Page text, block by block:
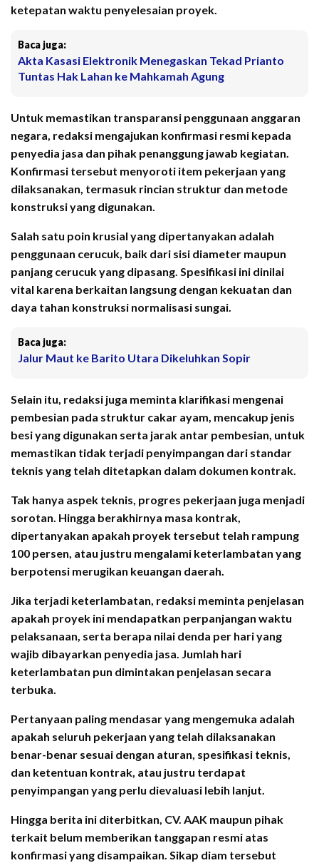
ketepatan waktu penyelesaian proyek.
Baca juga:
Akta Kasasi Elektronik Menegaskan Tekad Prianto
Tuntas Hak Lahan ke Mahkamah Agung
Untuk memastikan transparansi penggunaan anggaran
negara, redaksi mengajukan konfirmasi resmi kepada
penyedia jasa dan pihak penanggung jawab kegiatan.
Konfirmasi tersebut menyoroti item pekerjaan yang
dilaksanakan, termasuk rincian struktur dan metode
konstruksi yang digunakan.
Salah satu poin krusial yang dipertanyakan adalah
penggunaan cerucuk, baik dari sisi diameter maupun
panjang cerucuk yang dipasang. Spesifikasi ini dinilai
vital karena berkaitan langsung dengan kekuatan dan
daya tahan konstruksi normalisasi sungai.
Baca juga:
Jalur Maut ke Barito Utara Dikeluhkan Sopir
Selain itu, redaksi juga meminta klarifikasi mengenai
pembesian pada struktur cakar ayam, mencakup jenis
besi yang digunakan serta jarak antar pembesian, untuk
memastikan tidak terjadi penyimpangan dari standar
teknis yang telah ditetapkan dalam dokumen kontrak.
Tak hanya aspek teknis, progres pekerjaan juga menjadi
sorotan. Hingga berakhirnya masa kontrak,
dipertanyakan apakah proyek tersebut telah rampung
100 persen, atau justru mengalami keterlambatan yang
berpotensi merugikan keuangan daerah.
Jika terjadi keterlambatan, redaksi meminta penjelasan
apakah proyek ini mendapatkan perpanjangan waktu
pelaksanaan, serta berapa nilai denda per hari yang
wajib dibayarkan penyedia jasa. Jumlah hari
keterlambatan pun dimintakan penjelasan secara
terbuka.
Pertanyaan paling mendasar yang mengemuka adalah
apakah seluruh pekerjaan yang telah dilaksanakan
benar-benar sesuai dengan aturan, spesifikasi teknis,
dan ketentuan kontrak, atau justru terdapat
penyimpangan yang perlu dievaluasi lebih lanjut.
Hingga berita ini diterbitkan, CV. AAK maupun pihak
terkait belum memberikan tanggapan resmi atas
konfirmasi yang disampaikan. Sikap diam tersebut